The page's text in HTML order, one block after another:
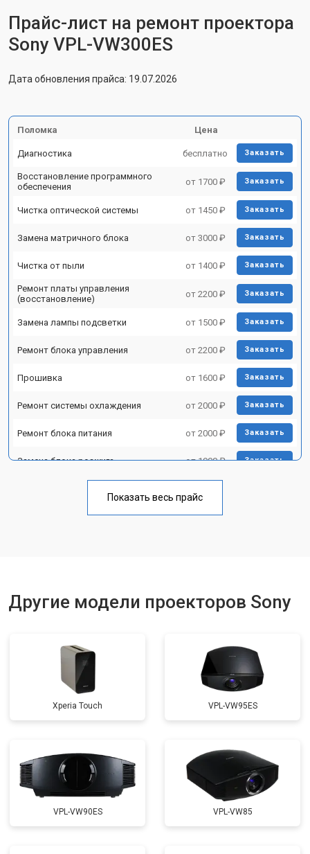
Прайс-лист на ремонт проектора
Sony VPL-VW300ES
Дата обновления прайса: 19.07.2026
Поломка Цена
Диагностика бесплатно Заказать
Восстановление программного
обеспечения
от 1700 ₽ Заказать
Чистка оптической системы от 1450 ₽ Заказать
Замена матричного блока от 3000 ₽ Заказать
Чистка от пыли от 1400 ₽ Заказать
Ремонт платы управления
(восстановление)
от 2200 ₽ Заказать
Замена лампы подсветки от 1500 ₽ Заказать
Ремонт блока управления от 2200 ₽ Заказать
Прошивка от 1600 ₽ Заказать
Ремонт системы охлаждения от 2000 ₽ Заказать
Ремонт блока питания от 2000 ₽ Заказать
Замена блока розжига от 1900 ₽ Заказать
Показать весь прайс
Другие модели проекторов Sony
Xperia Touch VPL-VW95ES
VPL-VW90ES VPL-VW85